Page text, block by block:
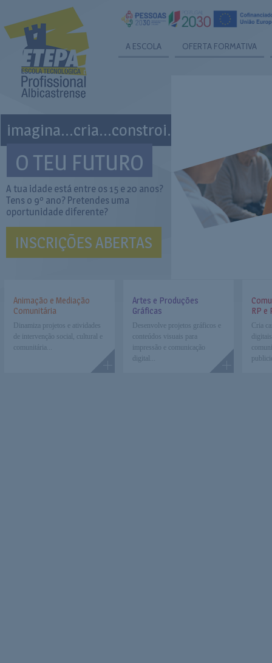
A ESCOLA OFERTA FORMATIVA
imagina...cria...constroi...
O TEU FUTURO
A tua idade está entre os 15 e 20 anos?
Tens o 9º ano? Pretendes uma
oportunidade diferente?
INSCRIÇÕES ABERTAS
Animação e Mediação
Comunitária
Dinamiza projetos e atividades
de intervenção social, cultural e
comunitária...
Artes e Produções
Gráficas
Desenvolve projetos gráficos e
conteúdos visuais para
impressão e comunicação
digital...
RP e
Cria